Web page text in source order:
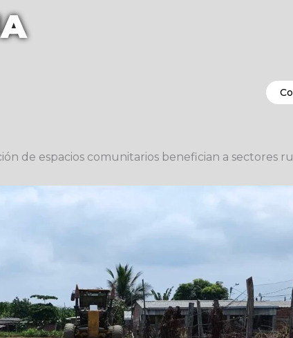
de espacios comunitarios benefician a sectores